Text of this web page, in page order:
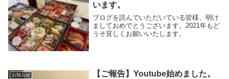
います。
ブログを読んでいただいている皆様、明け
ましておめでとうございます。2021年もど
うそ宜しくお願いいたします。
お知らせ 【ご報告】Youtube始めました。